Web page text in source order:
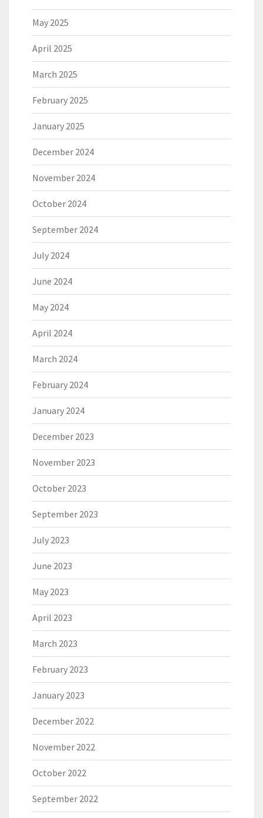
May 2025
April 2025
March 2025
February 2025
January 2025
December 2024
November 2024
October 2024
September 2024
July 2024
June 2024
May 2024
April 2024
March 2024
February 2024
January 2024
December 2023
November 2023
October 2023
September 2023
July 2023
June 2023
May 2023
April 2023
March 2023
February 2023
January 2023
December 2022
November 2022
October 2022
September 2022